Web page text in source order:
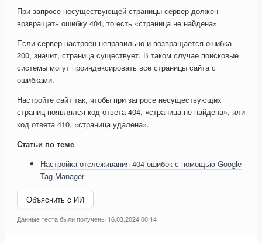
При запросе несуществующей страницы сервер должен
возвращать ошибку 404, то есть «страница не найдена».
Если сервер настроен неправильно и возвращается ошибка
200, значит, страница существует. В таком случае поисковые
системы могут проиндексировать все страницы сайта с
ошибками.
Настройте сайт так, чтобы при запросе несуществующих
страниц появлялся код ответа 404, «страница не найдена», или
код ответа 410, «страница удалена».
Статьи по теме
Настройка отслеживания 404 ошибок с помощью Google
Tag Manager
Объяснить с ИИ
Данные теста были получены 16.03.2024 00:14